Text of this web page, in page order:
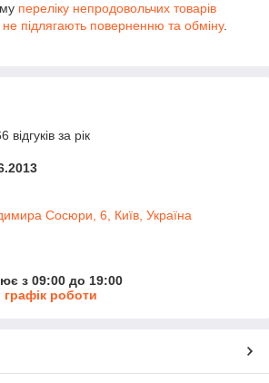
переліку непродовольчих товарів
підлягають поверненню та обміну.
за рік
Сосюри, 6, Київ, Україна
з 09:00 до 19:00
роботи